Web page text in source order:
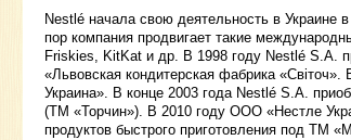
Nestlé начала свою деятельность в Украине
пор компания продвигает такие
Friskies, KitKat и др. В 1998 году Nestlé S.A.
«Львовская кондитерская фабрика
Украина». В конце 2003 года Nestlé S.A.
(ТМ «Торчин»). В 2010 году ООО «Нестле
продуктов быстрого приготовления под ТМ